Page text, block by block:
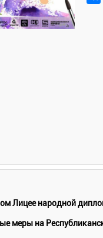
Лицее народной
меры на